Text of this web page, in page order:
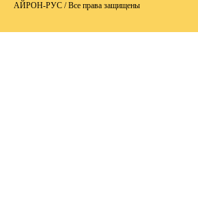
АЙРОН-РУС /Все права защищены